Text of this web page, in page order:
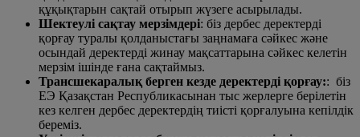
құқықтарын сақтай отырып жүзеге асырылады.
Шектеулі сақтау мерзімдері: біз дербес деректерді
қорғау туралы қолданыстағы заңнамаға сәйкес және
осындай деректерді жинау мақсаттарына сәйкес келетін
мерзім ішінде ғана сақтаймыз.
Трансшекаралық берген кезде деректерді қорғау:: біз
ЕЭ Қазақстан Республикасынан тыс жерлерге берілетін
кез келген дербес деректердің тиісті қорғалуына кепілдік
береміз.